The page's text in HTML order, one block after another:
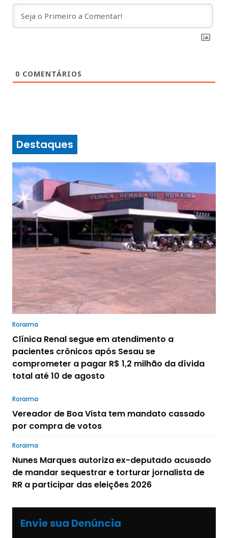
0 COMENTÁRIOS
Destaques
Roraima
Clínica Renal segue em atendimento a
pacientes crônicos após Sesau se
comprometer a pagar R$ 1,2 milhão da dívida
total até 10 de agosto
Roraima
Vereador de Boa Vista tem mandato cassado
por compra de votos
Roraima
Nunes Marques autoriza ex-deputado acusado
de mandar sequestrar e torturar jornalista de
RR a participar das eleições 2026
Envie sua Denúncia